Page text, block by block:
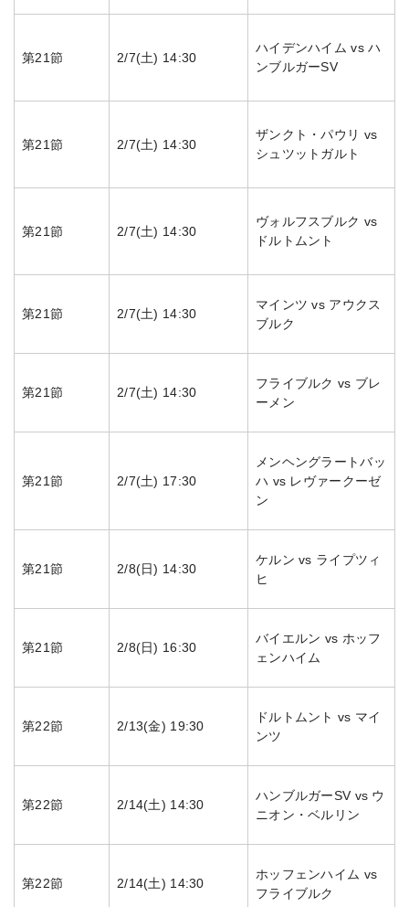
第21節 2/7(土) 14:30
ハイデンハイム vs ハ
ンブルガーSV
第21節 2/7(土) 14:30
ザンクト・パウリ vs
シュツットガルト
第21節 2/7(土) 14:30
ヴォルフスブルク vs
ドルトムント
第21節 2/7(土) 14:30
マインツ vs アウクス
ブルク
第21節 2/7(土) 14:30
フライブルク vs ブレ
ーメン
第21節 2/7(土) 17:30
メンヘングラートバッ
ハ vs レヴァークーゼ
ン
第21節 2/8(日) 14:30
ケルン vs ライプツィ
ヒ
第21節 2/8(日) 16:30
バイエルン vs ホッフ
ェンハイム
第22節 2/13(金) 19:30
ドルトムント vs マイ
ンツ
第22節 2/14(土) 14:30
ハンブルガーSV vs ウ
ニオン・ベルリン
第22節 2/14(土) 14:30
ホッフェンハイム vs
フライブルク